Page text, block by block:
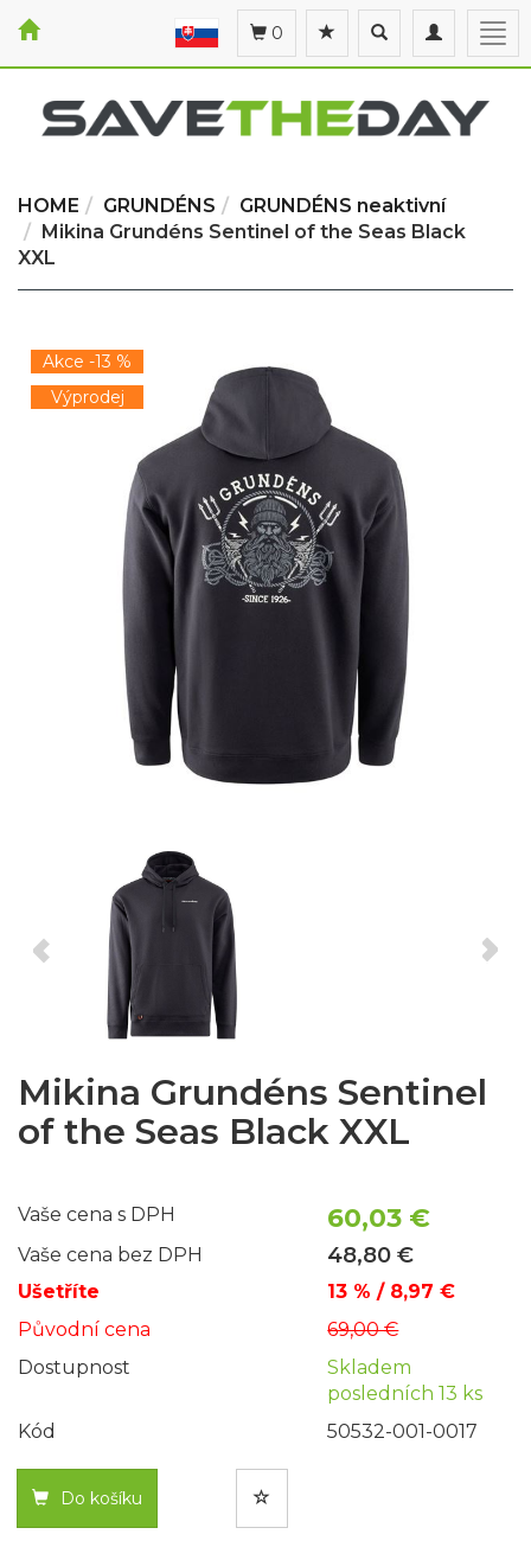
Toggle
navigation
Toggle
search
0
HOME GRUNDÉNS
GRUNDÉNS neaktivní
Mikina Grundéns Sentinel of the Seas Black
XXL
Akce -13 %
Výprodej
Mikina Grundéns Sentinel
of the Seas Black XXL
Vaše cena s DPH 60,03 €
Vaše cena bez DPH 48,80 €
Ušetříte
13 % / 8,97 €
Původní cena
69,00 €
Dostupnost
Skladem
posledních 13 ks
Kód
50532-001-0017
Do košíku